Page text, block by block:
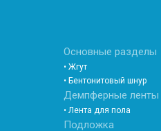
Основные разделы
• Жгут
• Бентонитовый шнур
Демпферные ленты
• Лента для пола
Подложка